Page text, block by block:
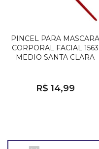
PINCEL PARA MASCARA
CORPORAL FACIAL 1563
MEDIO SANTA CLARA
R$ 14,99